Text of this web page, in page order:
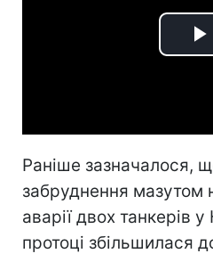
Раніше зазначалося,
забруднення мазутом
аварії двох танкерів
протоці збільшилася